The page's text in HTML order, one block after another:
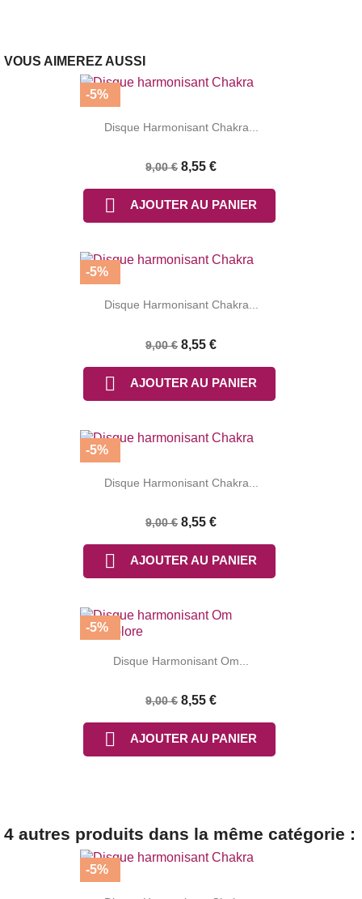
VOUS AIMEREZ AUSSI
Disque Harmonisant Chakra...
9,00 € 8,55 €
 AJOUTER AU PANIER
-5%
Disque Harmonisant Chakra...
9,00 € 8,55 €
 AJOUTER AU PANIER
-5%
Disque Harmonisant Chakra...
9,00 € 8,55 €
 AJOUTER AU PANIER
-5%
Disque Harmonisant Om...
9,00 € 8,55 €
 AJOUTER AU PANIER
-5%
4 autres produits dans la même catégorie :
-5%